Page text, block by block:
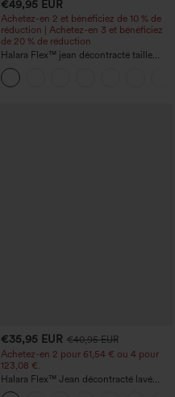
€49,95 EUR
Achetez-en 2 et bénéficiez de 10 % de
réduction | Achetez-en 3 et bénéficiez
de 20 % de réduction
Halara Flex™ jean décontracté taille
haute à effet gainant, coupe large, avec
poches
+3
€35,95 EUR €40,95 EUR
Achetez-en 2 pour 61,54 € ou 4 pour
123,08 €.
Halara Flex™ Jean décontracté lavé
taille haute à poche croisée